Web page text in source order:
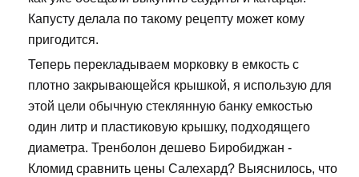
Капусту делала по такому рецепту может кому
пригодится.
Теперь перекладываем морковку в емкость с
плотно закрывающейся крышкой, я использую для
этой цели обычную стеклянную банку емкостью
один литр и пластиковую крышку, подходящего
диаметра. Тренболон дешево Биробиджан -
Кломид сравнить цены Салехард? Выяснилось, что